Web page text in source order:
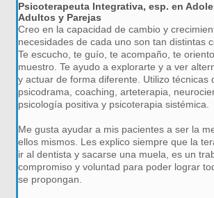
Psicoterapeuta Integrativa, esp. en
Adultos y Parejas
Creo en la capacidad de cambio y
necesidades de cada uno son tan distintas
Te escucho, te guío, te acompaño, te
muestro. Te ayudo a explorarte y a ver
y actuar de forma diferente. Utilizo técnicas
psicodrama, coaching, arteterapia,
psicología positiva y psicoterapia sistémica.
Me gusta ayudar a mis pacientes a ser la
ellos mismos. Les explico siempre que la
ir al dentista y sacarse una muela, es un
compromiso y voluntad para poder lograr
se propongan.